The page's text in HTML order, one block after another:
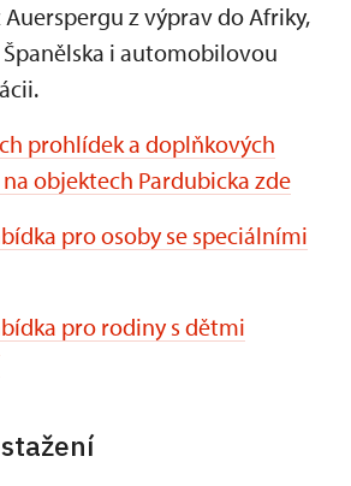
Auerspergu z výprav do Afriky,
i automobilovou
prohlídek a doplňkových
objektech Pardubicka zde
pro osoby se speciálními
pro rodiny s dětmi